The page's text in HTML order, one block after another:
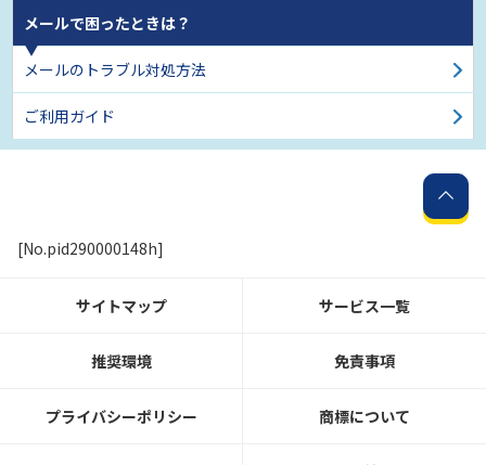
メールで困ったときは？
メールのトラブル対処方法
ご利用ガイド
[No.pid290000148h]
サイトマップ サービス一覧
推奨環境 免責事項
プライバシーポリシー 商標について